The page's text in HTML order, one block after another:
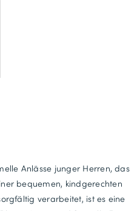
Anlässe junger Herren, das
bequemen, kindgerechten
verarbeitet, ist es eine